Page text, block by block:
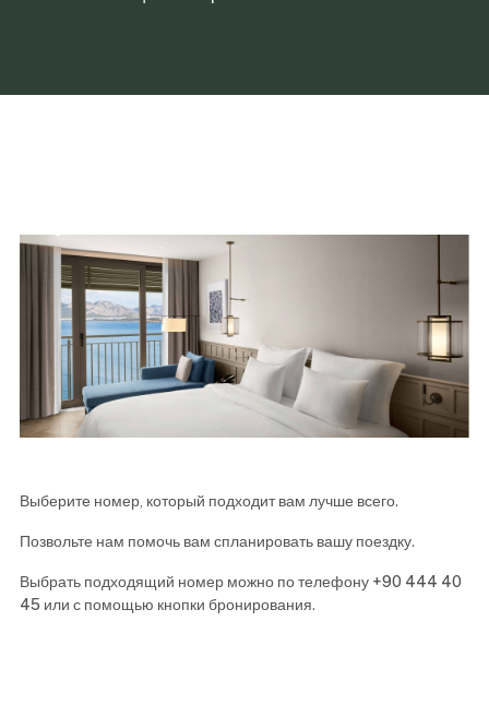
Выберите номер, который подходит вам лучше всего.
Позвольте нам помочь вам спланировать вашу поездку.
Выбрать подходящий номер можно по телефону +90 444 40
45 или с помощью кнопки бронирования.